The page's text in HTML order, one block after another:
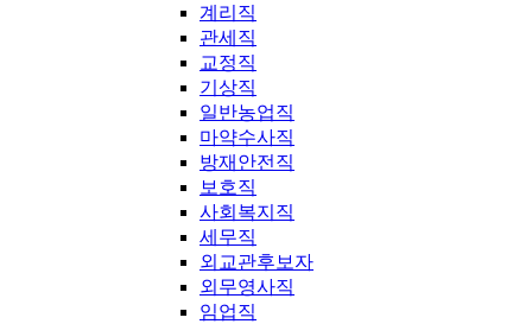
계리직
관세직
교정직
기상직
일반농업직
마약수사직
방재안전직
보호직
사회복지직
세무직
외교관후보자
외무영사직
임업직